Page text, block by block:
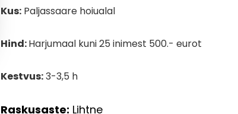
Kus: Paljassaare hoiualal
Hind:Harjumaal kuni 25 inimest 500.- eurot
Kestvus:3-3,5 h
Raskusaste: Lihtne